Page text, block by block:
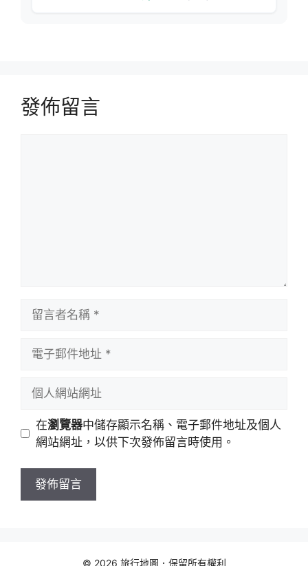
發佈留言
址
站
址
在瀏覽器中儲存顯示名稱、電子郵件地址及個人
網站網址，以供下次發佈留言時使用。
© 2026 旅行地圖．保留所有權利